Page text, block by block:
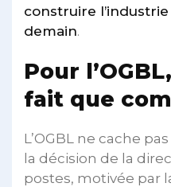
construire
demain.
Pour
fait que
L’OGBL ne cache
la décision de la
postes, motivée par